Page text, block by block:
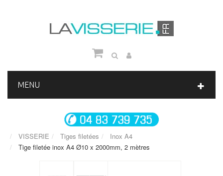
MENU
VISSERIE Tiges filetées
Inox A4
Tige filetée inox A4 Ø10 x 2000mm, 2 mètres